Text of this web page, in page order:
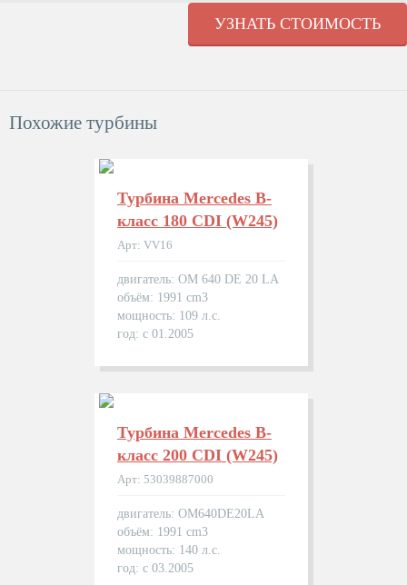
УЗНАТЬ СТОИМОСТЬ
Похожие турбины
Турбина Mercedes B-
класс 180 CDI (W245)
Арт: VV16
двигатель: OM 640 DE 20 LA
объём: 1991 cm3
мощность: 109 л.с.
год: с 01.2005
Турбина Mercedes B-
класс 200 CDI (W245)
Арт: 53039887000
двигатель: OM640DE20LA
объём: 1991 cm3
мощность: 140 л.с.
год: с 03.2005